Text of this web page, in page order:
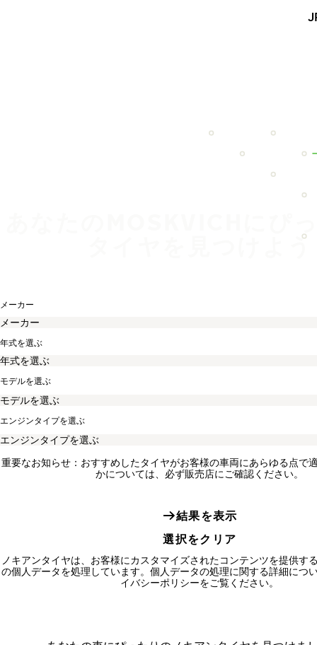
タイヤを見つけよう
メーカー
年式を選ぶ
モデルを選ぶ
エンジンタイプを選ぶ
重要なお知らせ：おすすめしたタイヤがお客様の車両にあらゆる点で
かについては、必ず販売店にご確認ください。
結果を表示
選択をクリア
ノキアンタイヤは、お客様にカスタマイズされたコンテンツを提供す
の個人データを処理しています。個人データの処理に関する詳細につ
イバシーポリシーをご覧ください。